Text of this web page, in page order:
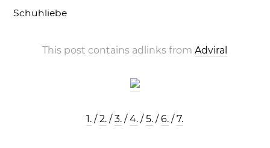
Schuhliebe
This post contains adlinks fromAdviral
1. /2. /3. /4. /5. /6. /7.